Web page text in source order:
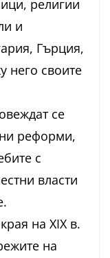
религии
и
Гърция,
него своите
се
реформи,
с
власти
на XIX в.
на